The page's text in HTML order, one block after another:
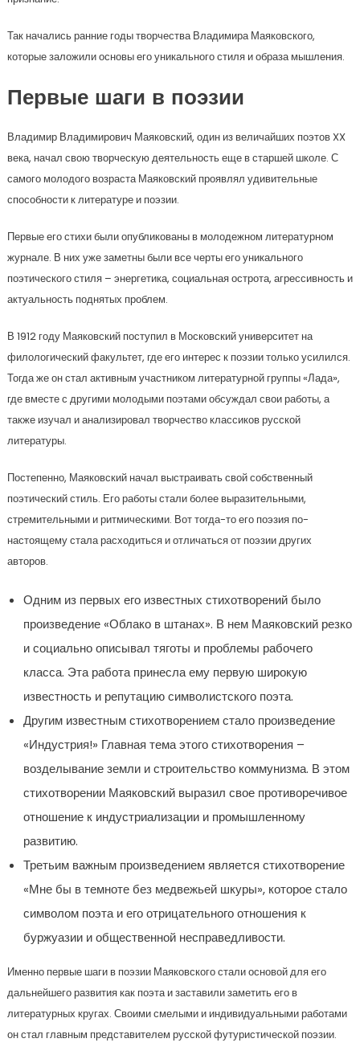
Так начались ранние годы творчества Владимира Маяковского,
которые заложили основы его уникального стиля и образа мышления.
Первые шаги в поэзии
Владимир Владимирович Маяковский, один из величайших поэтов XX
века, начал свою творческую деятельность еще в старшей школе. С
самого молодого возраста Маяковский проявлял удивительные
способности к литературе и поэзии.
Первые его стихи были опубликованы в молодежном литературном
журнале. В них уже заметны были все черты его уникального
поэтического стиля – энергетика, социальная острота, агрессивность и
актуальность поднятых проблем.
В 1912 году Маяковский поступил в Московский университет на
филологический факультет, где его интерес к поэзии только усилился.
Тогда же он стал активным участником литературной группы «Лада»,
где вместе с другими молодыми поэтами обсуждал свои работы, а
также изучал и анализировал творчество классиков русской
литературы.
Постепенно, Маяковский начал выстраивать свой собственный
поэтический стиль. Его работы стали более выразительными,
стремительными и ритмическими. Вот тогда-то его поэзия по-
настоящему стала расходиться и отличаться от поэзии других
авторов.
Одним из первых его известных стихотворений было
произведение «Облако в штанах». В нем Маяковский резко
и социально описывал тяготы и проблемы рабочего
класса. Эта работа принесла ему первую широкую
известность и репутацию символистского поэта.
Другим известным стихотворением стало произведение
«Индустрия!» Главная тема этого стихотворения –
возделывание земли и строительство коммунизма. В этом
стихотворении Маяковский выразил свое противоречивое
отношение к индустриализации и промышленному
развитию.
Третьим важным произведением является стихотворение
«Мне бы в темноте без медвежьей шкуры», которое стало
символом поэта и его отрицательного отношения к
буржуазии и общественной несправедливости.
Именно первые шаги в поэзии Маяковского стали основой для его
дальнейшего развития как поэта и заставили заметить его в
литературных кругах. Своими смелыми и индивидуальными работами
он стал главным представителем русской футуристической поэзии.